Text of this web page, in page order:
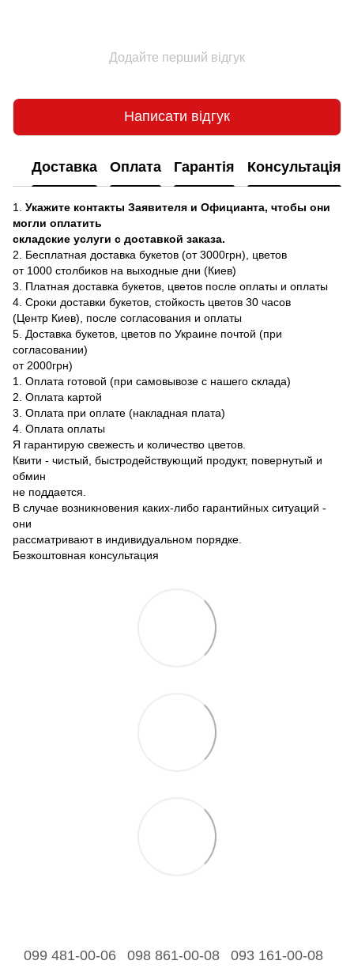
Додайте перший відгук
Написати відгук
Доставка Оплата Гарантія Консультація
1. Укажите контакты Заявителя и Официанта, чтобы они
могли оплатить
складские услуги с доставкой заказа.
2. Бесплатная доставка букетов (от 3000грн), цветов
от 1000 столбиков на выходные дни (Киев)
3. Платная доставка букетов, цветов после оплаты и оплаты
4. Сроки доставки букетов, стойкость цветов 30 часов
(Центр Киев), после согласования и оплаты
5. Доставка букетов, цветов по Украине почтой (при
согласовании)
от 2000грн)
1. Оплата готовой (при самовывозе с нашего склада)
2. Оплата картой
3. Оплата при оплате (накладная плата)
4. Оплата оплаты
Я гарантирую свежесть и количество цветов.
Квити - чистый, быстродействующий продукт, повернутый и
обмин
не поддается.
В случае возникновения каких-либо гарантийных ситуаций -
они
рассматривают в индивидуальном порядке.
Безкоштовная консультация
099 481-00-06 098 861-00-08 093 161-00-08